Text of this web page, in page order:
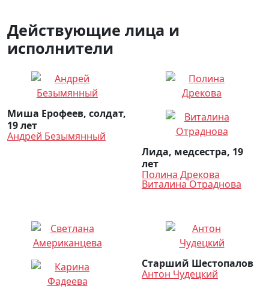
Действующие лица и
исполнители
Миша Ерофеев, солдат,
19 лет
Андрей Безымянный
Лида, медсестра, 19
лет
Полина Дрекова
Виталина Отраднова
Старший Шестопалов
Антон Чудецкий